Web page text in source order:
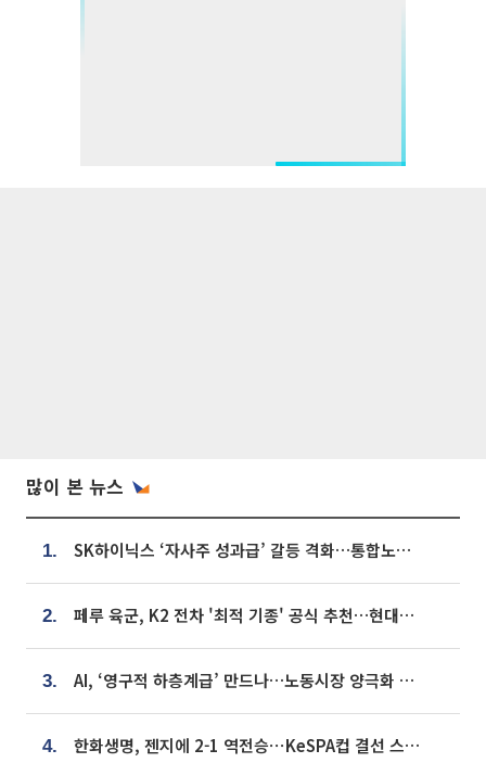
많이 본 뉴스
1. SK하이닉스 ‘자사주 성과급’ 갈등 격화…통합노조 출범 움직임
2. 페루 육군, K2 전차 '최적 기종' 공식 추천…현대로템 남미 생산거점 확보 기대
3. AI, ‘영구적 하층계급’ 만드나…노동시장 양극화 경고
4. 한화생명, 젠지에 2-1 역전승⋯KeSPA컵 결선 스테이지 2 직행